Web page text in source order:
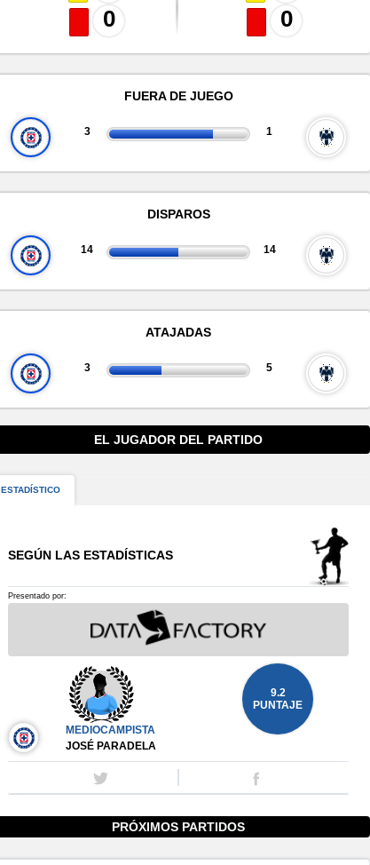
0
0
FUERA DE JUEGO
3 1
DISPAROS
14 14
ATAJADAS
3 5
EL JUGADOR DEL PARTIDO
ESTADÍSTICO
SEGÚN LAS ESTADÍSTICAS
Presentado por:
MEDIOCAMPISTA
JOSÉ PARADELA
9.2
PUNTAJE
PRÓXIMOS PARTIDOS